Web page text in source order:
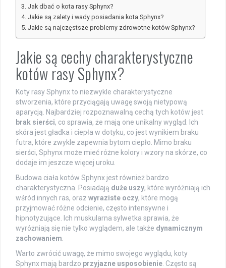
Jak dbać o kota rasy Sphynx?
Jakie są zalety i wady posiadania kota Sphynx?
Jakie są najczęstsze problemy zdrowotne kotów Sphynx?
Jakie są cechy charakterystyczne
kotów rasy Sphynx?
Koty rasy Sphynx to niezwykle charakterystyczne
stworzenia, które przyciągają uwagę swoją nietypową
aparycją. Najbardziej rozpoznawalną cechą tych kotów jest
brak sierści, co sprawia, że mają one unikalny wygląd. Ich
skóra jest gładka i ciepła w dotyku, co jest wynikiem braku
futra, które zwykle zapewnia bytom ciepło. Mimo braku
sierści, Sphynx może mieć różne kolory i wzory na skórze, co
dodaje im jeszcze więcej uroku.
Budowa ciała kotów Sphynx jest również bardzo
charakterystyczna. Posiadają duże uszy, które wyróżniają ich
wśród innych ras, oraz wyraziste oczy, które mogą
przyjmować różne odcienie, często intensywne i
hipnotyzujące. Ich muskularna sylwetka sprawia, że
wyróżniają się nie tylko wyglądem, ale także dynamicznym
zachowaniem
Warto zwrócić uwagę, że mimo swojego wyglądu, koty
Sphynx mają bardzo przyjazne usposobienie . Często są